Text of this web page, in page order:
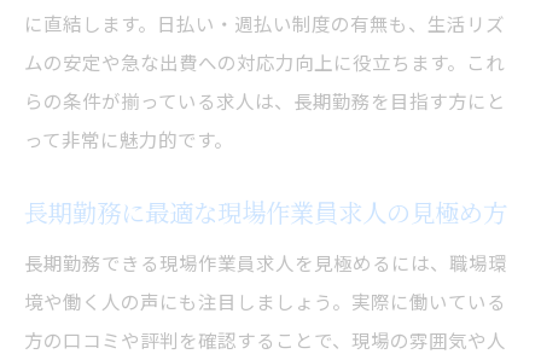
ツ
現場作業員求人の選択で重視すべき基準
未経験から長期雇用を目指すポイント
未経験者が現場作業員求人で長期を目指す
保
現場作業員求人で未経験が活躍できる理由
に直結します。日払い・週払い制度の有無も、生活リズ
ムの安定や急な出費への対応力向上に役立ちます。これ
らの条件が揃っている求人は、長期勤務を目指す方にと
って非常に魅力的です。
長期勤務に最適な現場作業員求人の見極め方
長期勤務できる現場作業員求人を見極めるには、職場環
境や働く人の声にも注目しましょう。実際に働いている
方の口コミや評判を確認することで、現場の雰囲気や人